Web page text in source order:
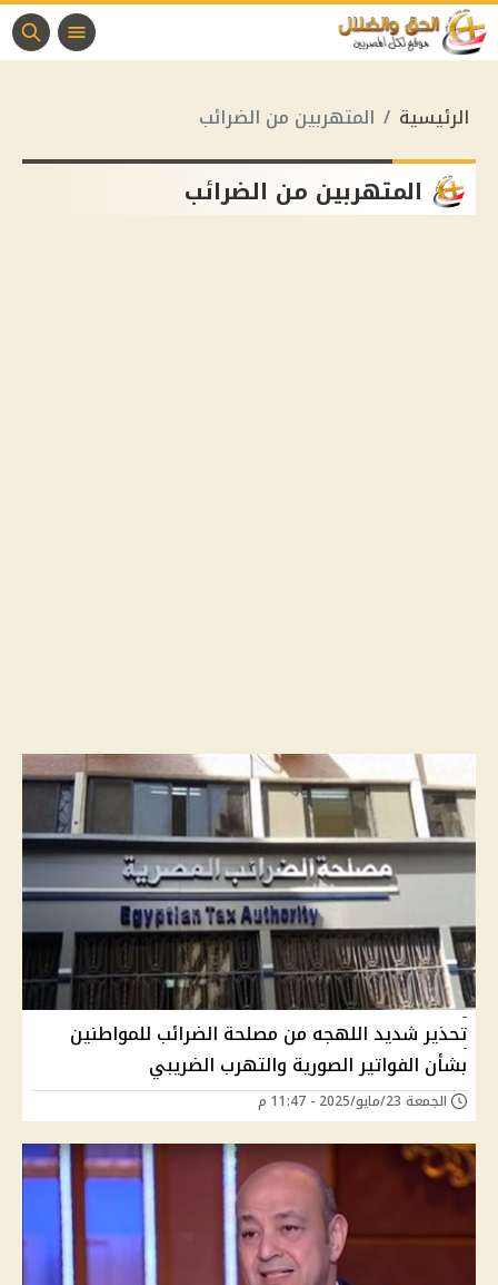
الرئيسية المتهربين من الضرائب
المتهربين من الضرائب
تحذير شديد اللهجه من مصلحة الضرائب للمواطنين
بشأن الفواتير الصورية والتهرب الضريبي
الجمعة 23/مايو/2025 - 11:47 م